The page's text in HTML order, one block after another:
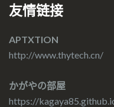
友情链接
APTXTION
http://www.thytech.cn/
かがやの部屋
https://